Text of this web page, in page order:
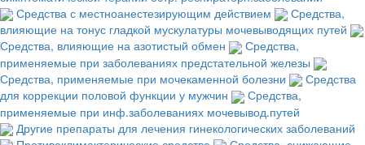
Средства с местноанестезирующим действием
Средства,
влияющие на тонус гладкой мускулатуры мочевыводящих путей
Средства, влияющие на азотистый обмен
Средства,
применяемые при заболеваниях предстательной железы
Средства, применяемые при мочекаменной болезни
Средства
для коррекции половой функции у мужчин
Средства,
применяемые при инф.заболеваниях мочевывод.путей
Другие препараты для лечения гинекологических заболеваний